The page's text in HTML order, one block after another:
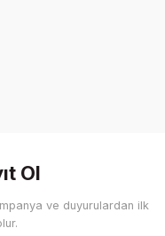
Ol
ve duyurulardan ilk